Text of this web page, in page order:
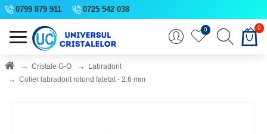
0799 879 911 0725 542 038
0 0
Cristale G-O
Labradorit
Colier labradorit rotund fatetat - 2.6 mm